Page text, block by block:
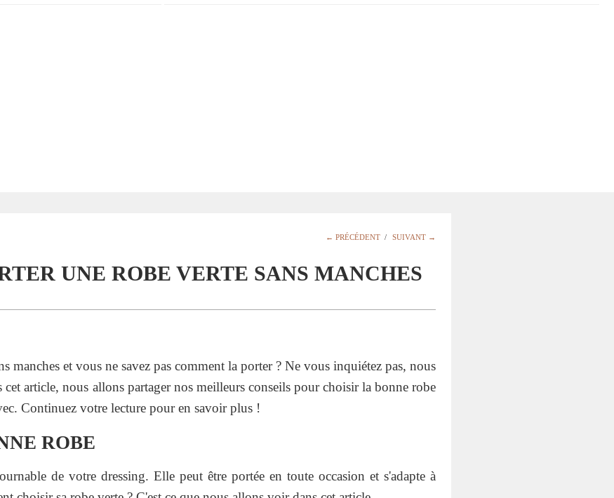
← PRÉCÉDENT / SUIVANT →
UNE ROBE VERTE SANS MANCHES
manches et vous ne savez pas comment la porter ? Ne vous inquiétez pas, nous
article, nous allons partager nos meilleurs conseils pour choisir la bonne robe
Continuez votre lecture pour en savoir plus !
ROBE
de votre dressing. Elle peut être portée en toute occasion et s'adapte à